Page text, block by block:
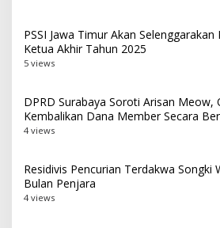
PSSI Jawa Timur Akan
Ketua Akhir Tahun 2025
5 views
DPRD Surabaya Soroti Arisan Meow,
Kembalikan Dana Member Secara
4 views
Residivis Pencurian Terdakwa Songki
Bulan Penjara
4 views